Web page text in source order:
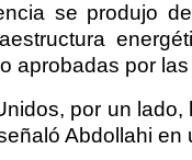
se produjo
aprobadas por
por un
Abdollahi en